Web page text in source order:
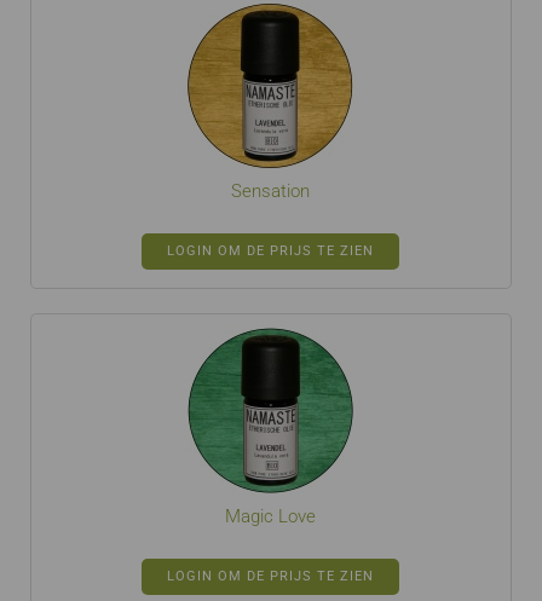
Sensation
LOGIN OM DE PRIJS TE ZIEN
Magic Love
LOGIN OM DE PRIJS TE ZIEN